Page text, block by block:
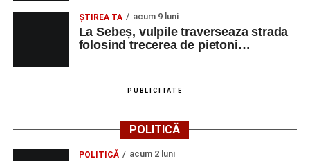
ŞTIREA TA acum 9 luni
La Sebeș, vulpile traverseaza strada
folosind trecerea de pietoni…
PUBLICITATE
POLITICĂ
POLITICĂ acum 2 luni